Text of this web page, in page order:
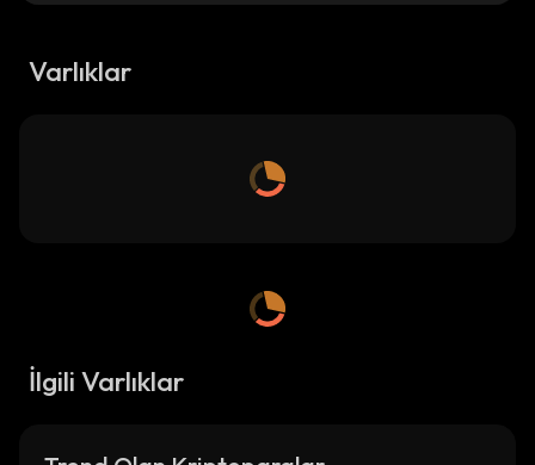
Varlıklar
İlgili Varlıklar